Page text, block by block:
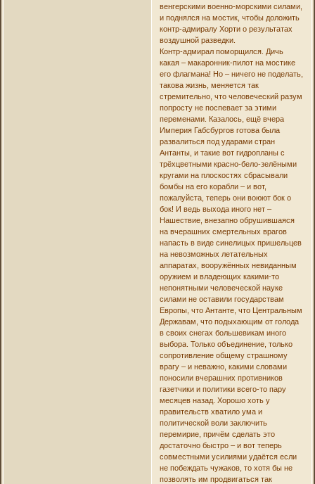
венгерскими военно-морскими силами,
и поднялся на мостик, чтобы доложить
контр-адмиралу Хорти о результатах
воздушной разведки.
Контр-адмирал поморщился. Дичь
какая – макаронник-пилот на мостике
его флагмана! Но – ничего не поделать,
такова жизнь, меняется так
стремительно, что человеческий разум
попросту не поспевает за этими
переменами. Казалось, ещё вчера
Империя Габсбургов готова была
развалиться под ударами стран
Антанты, и такие вот гидропланы с
трёхцветными красно-бело-зелёными
кругами на плоскостях сбрасывали
бомбы на его корабли – и вот,
пожалуйста, теперь они воюют бок о
бок! И ведь выхода иного нет –
Нашествие, внезапно обрушившаяся
на вчерашних смертельных врагов
напасть в виде синелицых пришельцев
на невозможных летательных
аппаратах, вооружённых невиданным
оружием и владеющих какими-то
непонятными человеческой науке
силами не оставили государствам
Европы, что Антанте, что Центральным
Державам, что подыхающим от голода
в своих снегах большевикам иного
выбора. Только объединение, только
сопротивление общему страшному
врагу – и неважно, какими словами
поносили вчерашних противников
газетчики и политики всего-то пару
месяцев назад. Хорошо хоть у
правительств хватило ума и
политической воли заключить
перемирие, причём сделать это
достаточно быстро – и вот теперь
совместными усилиями удаётся если
не побеждать чужаков, то хотя бы не
позволять им продвигаться так